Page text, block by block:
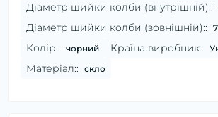
Діаметр шийки колби (внутрішній)::
Діаметр шийки колби (зовнішній)::
Колір:: чорний Країна виробник::
Матеріал:: скло